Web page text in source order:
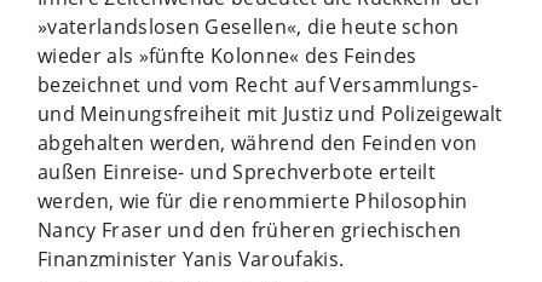
»vaterlandslosen Gesellen«, die heute schon
wieder als »fünfte Kolonne« des Feindes
bezeichnet und vom Recht auf Versammlungs-
und Meinungsfreiheit mit Justiz und Polizeigewalt
abgehalten werden, während den Feinden von
außen Einreise- und Sprechverbote erteilt
werden, wie für die renommierte Philosophin
Nancy Fraser und den früheren griechischen
Finanzminister Yanis Varoufakis.